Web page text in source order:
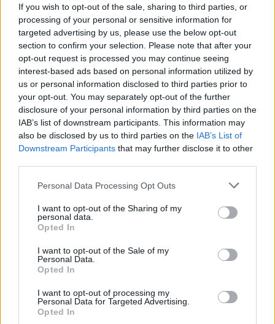
If you wish to opt-out of the sale, sharing to third parties, or
processing of your personal or sensitive information for
targeted advertising by us, please use the below opt-out
section to confirm your selection. Please note that after your
opt-out request is processed you may continue seeing
interest-based ads based on personal information utilized by
us or personal information disclosed to third parties prior to
your opt-out. You may separately opt-out of the further
disclosure of your personal information by third parties on the
IAB’s list of downstream participants. This information may
also be disclosed by us to third parties on the IAB’s List of
Downstream Participants that may further disclose it to other
Personal Data Processing Opt Outs
I want to opt-out of the Sharing of my
personal data.
Opted In
I want to opt-out of the Sale of my
Personal Data.
Opted In
I want to opt-out of processing my
Personal Data for Targeted Advertising.
Opted In
Χρηματιστήριο: Στις 2.623,19 μονάδες ο Γενικός
Δείκτης Τιμών, με άνοδο 0,57%
07/08/2026 - 15:21
Fourlis: Συμφωνία για την πώληση συμμετοχής στο
Sofia South Ring Mall έναντι 49,35 εκατ. ευρώ
07/08/2026 - 14:39 ΕΠΙΧΕΙΡΗΣΕΙΣ
Deloitte Ελλάδος: Χρηματοοικονομικός σύμβουλος
της ΔΕΗ για την είσοδο στην πολωνική αγορά
ενέργειας
07/08/2026 - 16:38 ΕΠΙΧΕΙΡΗΣΕΙΣ
Συνάλλαγμα: Το ευρώ ενισχύεται 0,08%, στα
1,1534 δολάρια
Νέο κύμα καύσωνα στην Ευρώπη – Θερμοκρασίες
άνω των 40°C σε Ιταλία, Ισπανία και Βαλκάνια
07/08/2026 - 14:58 ΚΟΣΜΟΣ